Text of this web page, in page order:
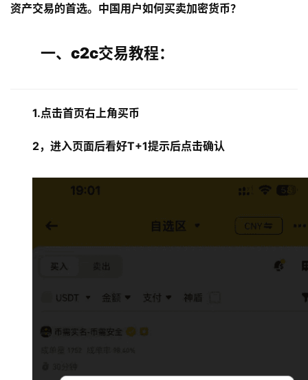
资产交易的首选。中国用户如何买卖加密货币？
一、c2c交易教程：
1.点击首页右上角买币
2，进入页面后看好T+1提示后点击确认